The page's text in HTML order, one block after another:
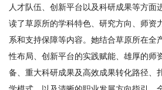
人才队伍、创新平台以及科研成果等方面
读了草原所的学科特色、研究方向、师资
系和支持保障等内容。她结合草原所在全
性布局、创新平台的实践赋能、雄厚的师
备、重大科研成果及高效成果转化路径、